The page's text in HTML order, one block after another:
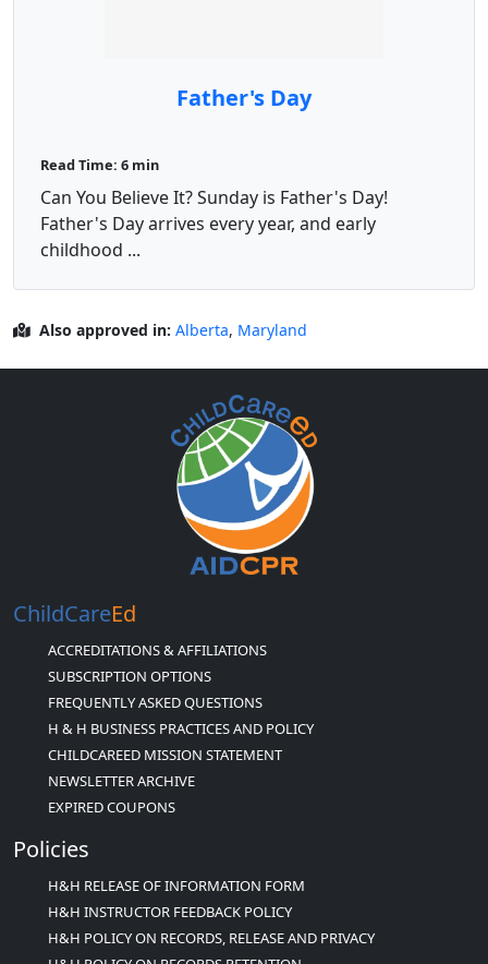
Father's Day
Read Time: 6 min
Can You Believe It? Sunday is Father's Day!
Father's Day arrives every year, and early
childhood ...
Also approved in: Alberta, Maryland
ChildCareEd
ACCREDITATIONS & AFFILIATIONS
SUBSCRIPTION OPTIONS
FREQUENTLY ASKED QUESTIONS
H & H BUSINESS PRACTICES AND POLICY
CHILDCAREED MISSION STATEMENT
NEWSLETTER ARCHIVE
EXPIRED COUPONS
Policies
H&H RELEASE OF INFORMATION FORM
H&H INSTRUCTOR FEEDBACK POLICY
H&H POLICY ON RECORDS, RELEASE AND PRIVACY